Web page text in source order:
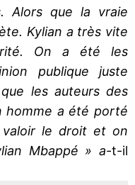
Alors que la vraie
Kylian a très vite
On a été les
publique juste
les auteurs des
homme a été porté
le droit et on
Mbappé » a-t-il